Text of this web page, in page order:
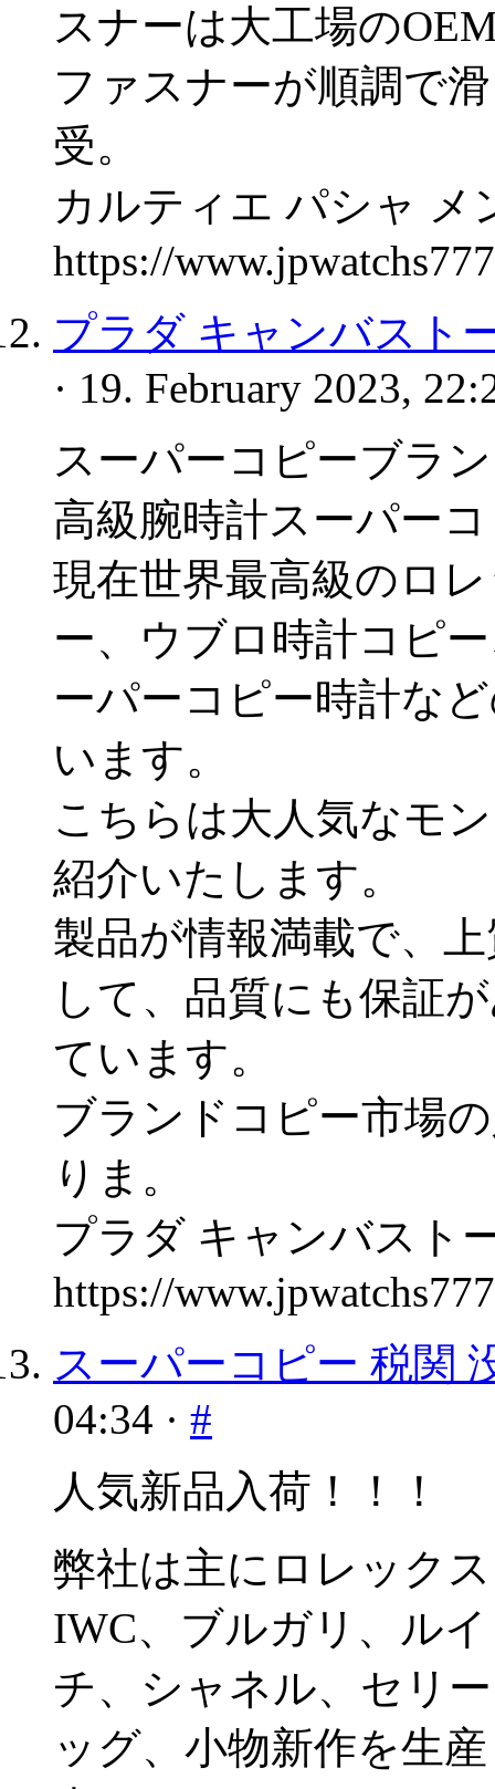
スナーは大工場の
ファスナーが順調で
受。
カルティエ パシャ メ
https://
プラダ キャンバスト
· 19. February 2023,
スーパーコピーブラ
高級腕時計スーパー
現在世界最高級のロ
ー、ウブロ時計コピ
ーパーコピー時計な
います。
こちらは大人気なモ
紹介いたします。
製品が情報満載で、
して、品質にも保証
ています。
ブランドコピー市場
りま。
プラダ キャンバスト
https://
スーパーコピー 税関
04:34 · #
人気新品入荷！！！
弊社は主にロレック
IWC、ブルガリ、ル
チ、シャネル、セリ
ッグ、小物新作を生